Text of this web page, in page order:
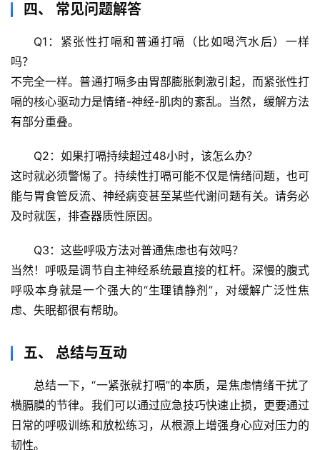
求
真
四、 常见问题解答
Q1：紧张性打嗝和普通打嗝（比如喝汽水后）一样
吗？
不完全一样。普通打嗝多由胃部膨胀刺激引起，而紧张性打
嗝的核心驱动力是情绪-神经-肌肉的紊乱。当然，缓解方法
有部分重叠。
Q2：如果打嗝持续超过48小时，该怎么办？
这时就必须警惕了。持续性打嗝可能不仅是情绪问题，也可
能与胃食管反流、神经病变甚至某些代谢问题有关。请务必
及时就医，排查器质性原因。
Q3：这些呼吸方法对普通焦虑也有效吗？
当然！呼吸是调节自主神经系统最直接的杠杆。深慢的腹式
呼吸本身就是一个强大的“生理镇静剂”，对缓解广泛性焦
虑、失眠都很有帮助。
五、 总结与互动
总结一下，“一紧张就打嗝”的本质，是焦虑情绪干扰了
横膈膜的节律。我们可以通过应急技巧快速止损，更要通过
日常的呼吸训练和放松练习，从根源上增强身心应对压力的
韧性。